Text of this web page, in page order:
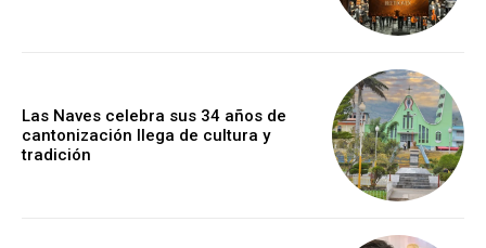
Las Naves celebra sus 34 años de
cantonización llega de cultura y
tradición